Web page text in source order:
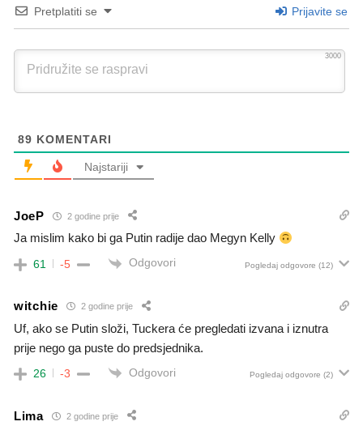
Pretplatiti se Prijavite se
3000
89 KOMENTARI
Najstariji
JoeP 2 godine prije
Ja mislim kako bi ga Putin radije dao Megyn Kelly
61 -5 Odgovori Pogledaj odgovore (12)
witchie 2 godine prije
Uf, ako se Putin složi, Tuckera će pregledati izvana i iznutra
prije nego ga puste do predsjednika.
26 -3 Odgovori Pogledaj odgovore (2)
Lima 2 godine prije